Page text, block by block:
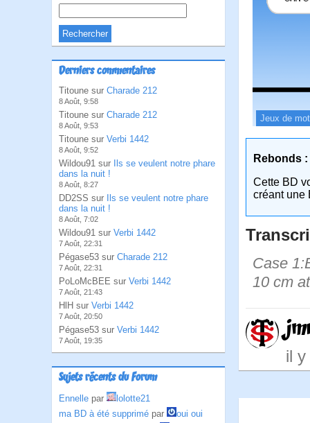
Derniers commentaires
Titoune sur Charade 212
8 Août, 9:58
Titoune sur Charade 212
8 Août, 9:53
Titoune sur Verbi 1442
8 Août, 9:52
Wildou91 sur
Ils se veulent notre phare
dans la nuit !
8 Août, 8:27
DD2SS sur
Ils se veulent notre phare
dans la nuit !
8 Août, 7:02
Wildou91 sur Verbi 1442
7 Août, 22:31
Pégase53 sur Charade 212
7 Août, 22:31
PoLoMcBEE sur Verbi 1442
7 Août, 21:43
HlH sur Verbi 1442
7 Août, 20:50
Pégase53 sur Verbi 1442
7 Août, 19:35
Sujets récents du Forum
Ennelle par
lolotte21
ma BD à été supprimé par
oui oui
Jeux de
Rebonds :
Cette BD
créant une
Case
10 cm
il